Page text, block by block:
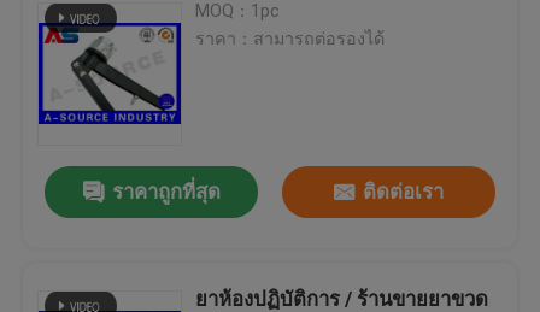
ติดต่อเรา
ขอใบเสนอราคา
10ml Vial Labels
MOQ：1pc
ราคา：สามารถต่อรองได้
ราคาถูกที่สุด ติดต่อเรา
ยาห้องปฏิบัติการ / ร้านขายยาขวด